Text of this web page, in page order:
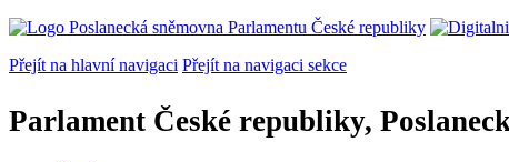
Přejít na hlavní navigaci Přejít na navigaci sekce
Parlament České republiky,